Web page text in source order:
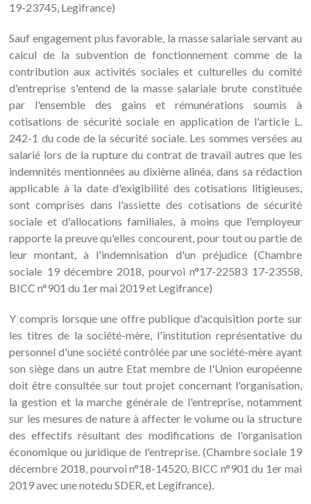
19-23745, Legifrance)
Sauf engagement plus favorable, la masse salariale servant au
calcul de la subvention de fonctionnement comme de la
contribution aux activités sociales et culturelles du comité
d'entreprise s'entend de la masse salariale brute constituée
par l'ensemble des gains et rémunérations soumis à
cotisations de sécurité sociale en application de l'article L.
242-1 du code de la sécurité sociale. Les sommes versées au
salarié lors de la rupture du contrat de travail autres que les
indemnités mentionnées au dixième alinéa, dans sa rédaction
applicable à la date d'exigibilité des cotisations litigieuses,
sont comprises dans l'assiette des cotisations de sécurité
sociale et d'allocations familiales, à moins que l'employeur
rapporte la preuve qu'elles concourent, pour tout ou partie de
leur montant, à l'indemnisation d'un préjudice (Chambre
sociale 19 décembre 2018, pourvoi n°17-22583 17-23558,
BICC n°901 du 1er mai 2019 et Legifrance)
Y compris lorsque une offre publique d'acquisition porte sur
les titres de la société-mère, l'institution représentative du
personnel d'une société contrôlée par une société-mère ayant
son siège dans un autre Etat membre de l'Union européenne
doit être consultée sur tout projet concernant l'organisation,
la gestion et la marche générale de l'entreprise, notamment
sur les mesures de nature à affecter le volume ou la structure
des effectifs résultant des modifications de l'organisation
économique ou juridique de l'entreprise. (Chambre sociale 19
décembre 2018, pourvoi n°18-14520, BICC n°901 du 1er mai
2019 avec une notedu SDER, et Legifrance).